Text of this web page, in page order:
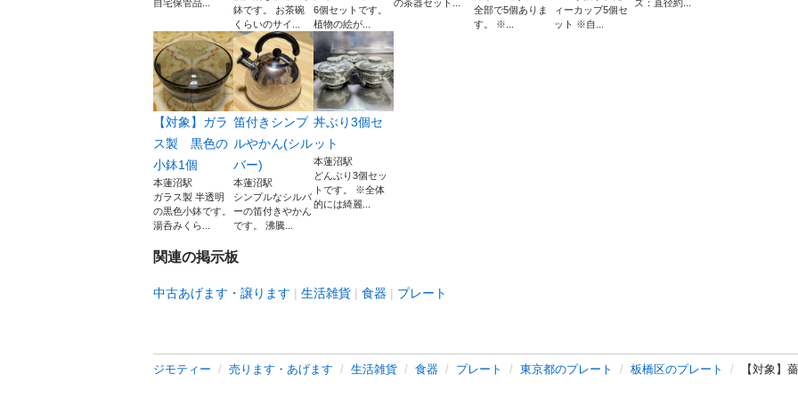
自宅保管品...
鉢です。 お茶碗
くらいのサイ...
6個セットです。
植物の絵が...
の茶器セット...
全部で5個ありま
す。 ※...
ィーカップ5個セ
ット ※自...
ズ：直径約...
【対象】ガラ
ス製 黒色の
小鉢1個
本蓮沼駅
ガラス製 半透明
の黒色小鉢です。
湯呑みくら...
笛付きシンプ
ルやかん(シル
バー)
本蓮沼駅
シンプルなシルバ
ーの笛付きやかん
です。 沸騰...
丼ぶり3個セ
ット
本蓮沼駅
どんぶり3個セッ
トです。 ※全体
的には綺麗...
関連の掲示板
中古あげます・譲ります 生活雑貨 食器 プレート
ジモティー 売ります・あげます 生活雑貨 食器 プレート 東京都のプレート 板橋区のプレート 【対象】